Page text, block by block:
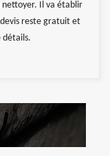
nettoyer. Il va établir
reste gratuit et
détails.